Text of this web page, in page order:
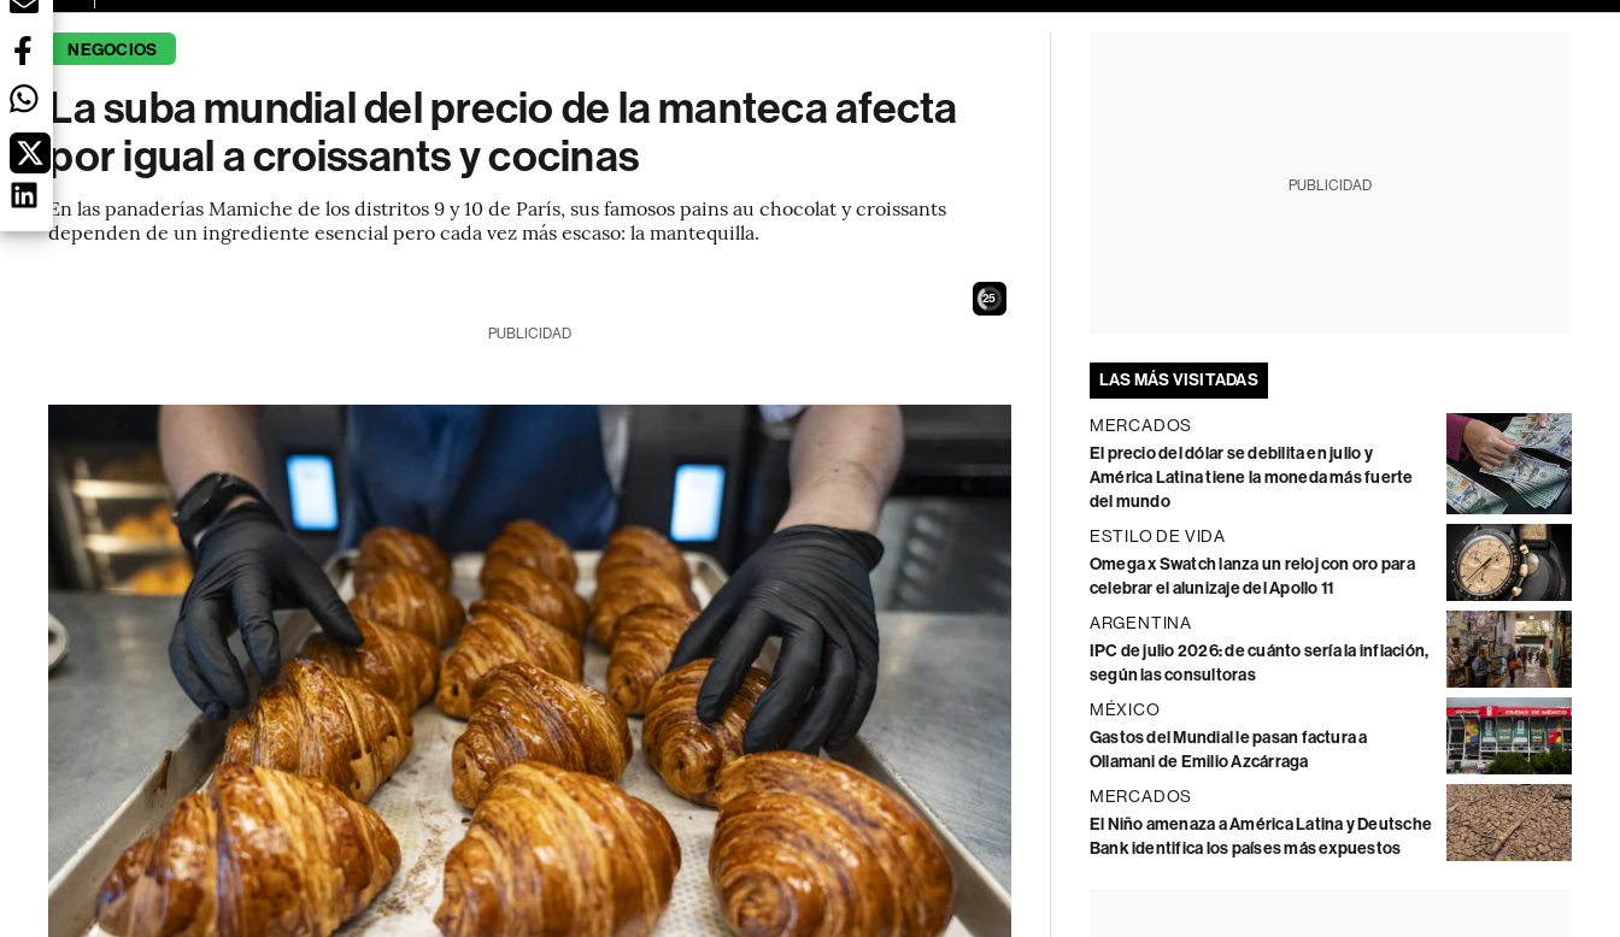
NEGOCIOS
La suba mundial del precio de la manteca afecta
por igual a croissants y cocinas
En las panaderías Mamiche de los distritos 9 y 10 de París, sus famosos pains au chocolat y croissants
dependen de un ingrediente esencial pero cada vez más escaso: la mantequilla.
24
PUBLICIDAD
PUBLICIDAD
LAS MÁS VISITADAS
MERCADOS
El precio del dólar se debilita en julio y
América Latina tiene la moneda más fuerte
del mundo
ESTILO DE VIDA
Omega x Swatch lanza un reloj con oro para
celebrar el alunizaje del Apollo 11
ARGENTINA
IPC de julio 2026: de cuánto sería la inflación,
según las consultoras
MÉXICO
Gastos del Mundial le pasan factura a
Ollamani de Emilio Azcárraga
MERCADOS
El Niño amenaza a América Latina y Deutsche
Bank identifica los países más expuestos